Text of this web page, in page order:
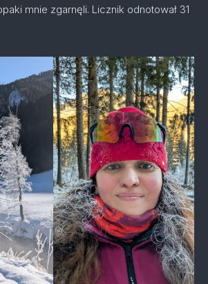
mnie zgarnęli. Licznik odnotował 31